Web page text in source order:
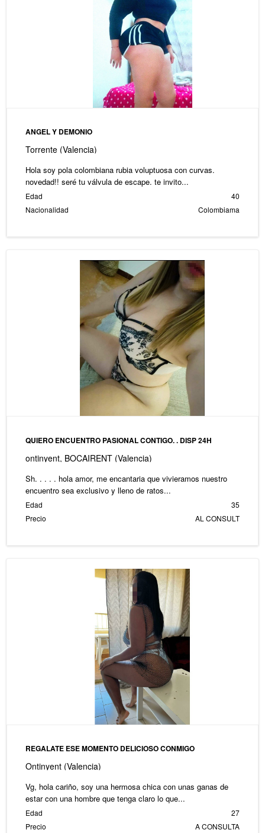
ANGEL Y DEMONIO
Torrente (Valencia)
Hola soy pola colombiana rubia voluptuosa con curvas.
novedad!! seré tu válvula de escape. te invito...
Edad
40
Nacionalidad
Colombiama
QUIERO ENCUENTRO PASIONAL CONTIGO. . DISP 24H
ontinyent, BOCAIRENT (Valencia)
Sh. . . . . hola amor, me encantaria que vivieramos nuestro
encuentro sea exclusivo y lleno de ratos...
Edad
35
Precio
AL CONSULT
REGALATE ESE MOMENTO DELICIOSO CONMIGO
Ontinyent (Valencia)
Vg, hola cariño, soy una hermosa chica con unas ganas de
estar con una hombre que tenga claro lo que...
Edad
27
Precio
A CONSULTA